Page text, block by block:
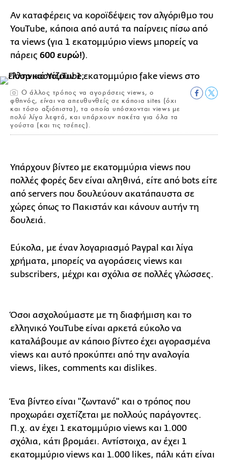
Αν καταφέρεις να κοροϊδέψεις τον αλγόριθμο του
YouTube, κάποια από αυτά τα παίρνεις πίσω από
τα views (για 1 εκατομμύριο views μπορείς να
πάρεις 600 ευρώ!).
Ο άλλος τρόπος να αγοράσεις views, ο
φθηνός, είναι να απευθυνθείς σε κάποια sites (όχι
και τόσο αξιόπιστα), τα οποία υπόσχονται views με
πολύ λίγα λεφτά, και υπάρχουν πακέτα για όλα τα
γούστα (και τις τσέπες).
Υπάρχουν βίντεο με εκατομμύρια views που
πολλές φορές δεν είναι αληθινά, είτε από bots είτε
από servers που δουλεύουν ακατάπαυστα σε
χώρες όπως το Πακιστάν και κάνουν αυτήν τη
δουλειά.
Εύκολα, με έναν λογαριασμό Paypal και λίγα
χρήματα, μπορείς να αγοράσεις views και
subscribers, μέχρι και σχόλια σε πολλές γλώσσες.
Όσοι ασχολούμαστε με τη διαφήμιση και το
ελληνικό YouTube είναι αρκετά εύκολο να
καταλάβουμε αν κάποιο βίντεο έχει αγορασμένα
views και αυτό προκύπτει από την αναλογία
views, likes, comments και dislikes.
Ένα βίντεο είναι "ζωντανό" και ο τρόπος που
προχωράει σχετίζεται με πολλούς παράγοντες.
Π.χ. αν έχει 1 εκατομμύριο views και 1.000
σχόλια, κάτι βρομάει. Αντίστοιχα, αν έχει 1
εκατομμύριο views και 1.000 likes, πάλι κάτι είναι